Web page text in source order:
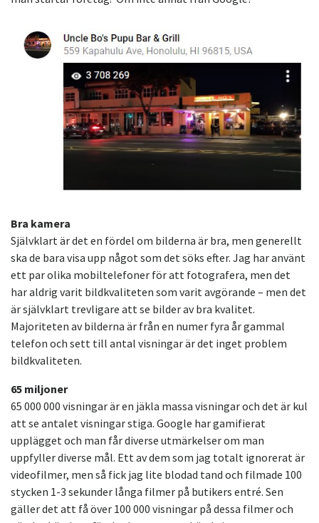
Bra kamera
Självklart är det en fördel om bilderna är bra, men generellt
ska de bara visa upp något som det söks efter. Jag har använt
ett par olika mobiltelefoner för att fotografera, men det
har aldrig varit bildkvaliteten som varit avgörande – men det
är självklart trevligare att se bilder av bra kvalitet.
Majoriteten av bilderna är från en numer fyra år gammal
telefon och sett till antal visningar är det inget problem
bildkvaliteten.
65 miljoner
65 000 000 visningar är en jäkla massa visningar och det är kul
att se antalet visningar stiga. Google har gamifierat
upplägget och man får diverse utmärkelser om man
uppfyller diverse mål. Ett av dem som jag totalt ignorerat är
videofilmer, men så fick jag lite blodad tand och filmade 100
stycken 1-3 sekunder långa filmer på butikers entré. Sen
gäller det att få över 100 000 visningar på dessa filmer och